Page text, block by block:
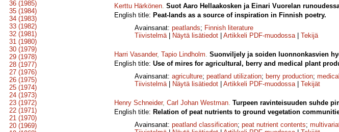
36 (1985)
35 (1984)
34 (1983)
33 (1982)
32 (1981)
31 (1980)
30 (1979)
29 (1978)
28 (1977)
27 (1976)
26 (1975)
25 (1974)
24 (1973)
23 (1972)
22 (1971)
21 (1970)
20 (1969)
Kerttu Härkönen. Suot Aaro Hellaakosken ja Einari Vuorelan
English title: Peat-lands as a source of inspiration in Finnish poetry.
Avainsanat: peatlands; Finnish literature
Tiivistelmä| Näytä lisätiedot Artikkeli PDF-muodossa| Tekijä
Harri Vasander, Tapio Lindholm. Suonviljely ja soiden luonnonkasvien
English title: Use of mires for agricultural, berry and medical plant
Avainsanat: agriculture; peatland utilization; berry production;
Tiivistelmä| Näytä lisätiedot Artikkeli PDF-muodossa| Tekijät
Henry Schneider, Carl Johan Westman. Turpeen ravinteisuuden suhde
English title: Relation of peat nutrients to ground vegetation
Avainsanat: peatland classification; peat nutrient contents;